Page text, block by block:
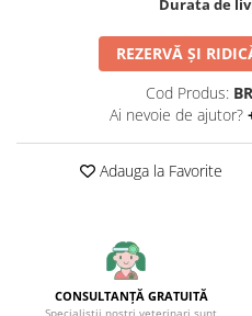
Durata de
REZERVĂ ȘI
Cod Produs:
Ai nevoie de ajutor?
Adauga la Favorite
CONSULTANȚĂ GRATUITĂ
Specialiștii noștri veterinari sunt